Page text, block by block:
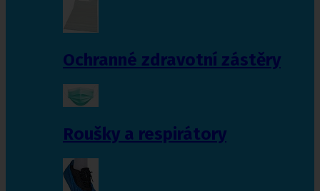
Ochranné zdravotní zástěry
Roušky a respirátory